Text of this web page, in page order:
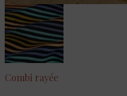
Combi rayée